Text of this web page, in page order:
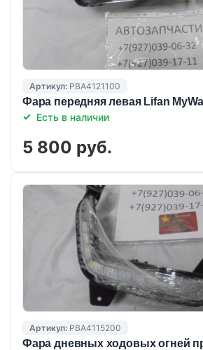
Артикул: PBA4121100
Фара передняя левая Lifan
Есть в наличии
5 800 руб.
Артикул: PBA4115200
Фара дневных ходовых огней